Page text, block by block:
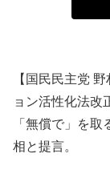
【国民民主党
ョン活性化法改
「無償で」を
相と提言。